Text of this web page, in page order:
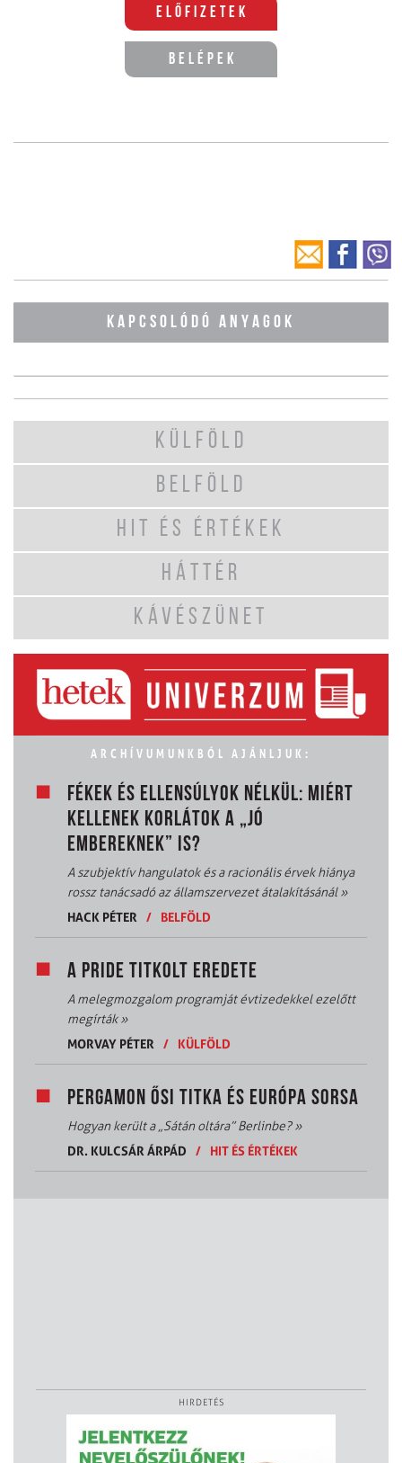
Előfizetek
Belépek
KAPCSOLÓDÓ ANYAGOK
KÜLFÖLD
BELFÖLD
HIT ÉS ÉRTÉKEK
HÁTTÉR
KÁVÉSZÜNET
ARCHÍVUMUNKBÓL AJÁNLJUK:
FÉKEK ÉS ELLENSÚLYOK NÉLKÜL: MIÉRT
KELLENEK KORLÁTOK A „JÓ
EMBEREKNEK” IS?
A szubjektív hangulatok és a racionális érvek hiánya
rossz tanácsadó az államszervezet átalakításánál»
HACK PÉTER / BELFÖLD
A PRIDE TITKOLT EREDETE
A melegmozgalom programját évtizedekkel ezelőtt
megírták»
MORVAY PÉTER / KÜLFÖLD
PERGAMON ŐSI TITKA ÉS EURÓPA SORSA
Hogyan került a „Sátán oltára” Berlinbe?»
DR. KULCSÁR ÁRPÁD
/ HIT ÉS ÉRTÉKEK
HIRDETÉS